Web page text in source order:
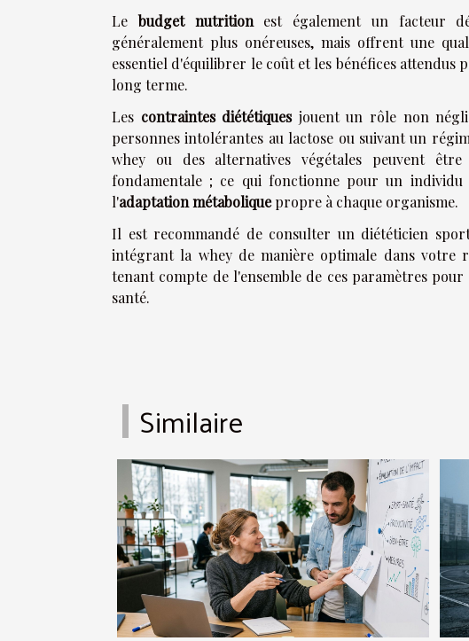
Lebudget nutritionest également un facteur
généralement plus onéreuses, mais offrent une
essentiel d'équilibrer le coût et les bénéfices
long terme.
Les contraintes diététiquesjouent un rôle non
personnes intolérantes au lactose ou suivant un
whey ou des alternatives végétales peuvent
fondamentale ; ce qui fonctionne pour un
l'adaptation métaboliquepropre à chaque organisme.
Il est recommandé de consulter un diététicien
intégrant la whey de manière optimale dans votre
tenant compte de l'ensemble de ces paramètres
santé.
Similaire